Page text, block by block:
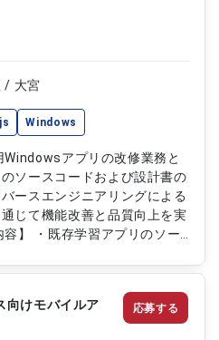
アプリの設計開発 ・
・BLE通信機能の設計および
との連携対応 ・動作検証およ
/ 大宮
Windows
Windowsアプリの改修業務と
ソースコードおよび設計書の
ースエンジニアリングによる
じて機能改善と品質向上を実
対応 ・改修内容のテスト実
を用いた開発対応 ・Javaお
一部改修対応
向けモバイルア
応募する